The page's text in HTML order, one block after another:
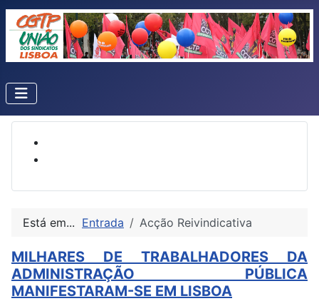
Está em... Entrada Acção Reivindicativa
MILHARES DE TRABALHADORES DA
ADMINISTRAÇÃO PÚBLICA
MANIFESTARAM-SE EM LISBOA